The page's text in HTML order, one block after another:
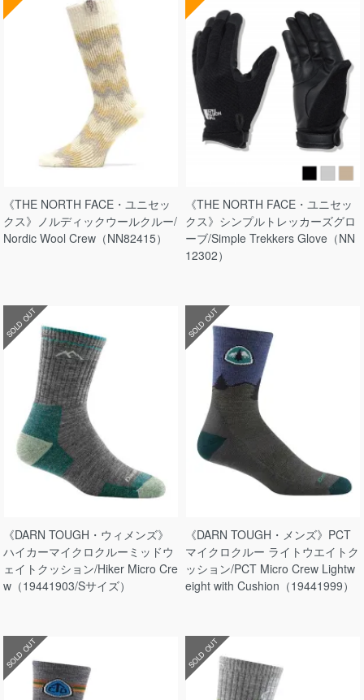
《THE NORTH FACE・ユニセッ
クス》ノルディックウールクルー/
Nordic Wool Crew（NN82415）
《THE NORTH FACE・ユニセッ
クス》シンプルトレッカーズグロ
ーブ/Simple Trekkers Glove（NN
12302）
SOLD OUT
《DARN TOUGH・ウィメンズ》
ハイカーマイクロクルーミッドウ
ェイトクッション/Hiker Micro Cre
w（19441903/Sサイズ）
SOLD OUT
《DARN TOUGH・メンズ》PCT
マイクロクルー ライトウエイトク
ッション/PCT Micro Crew Lightw
eight with Cushion（19441999）
SOLD OUT SOLD OUT